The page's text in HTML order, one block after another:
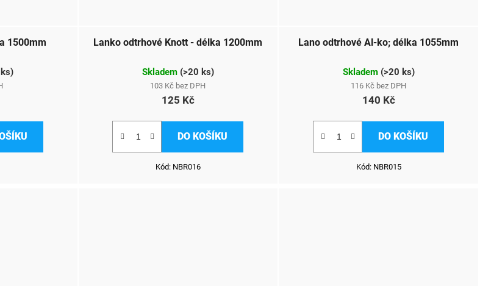
1500mm
)
Lanko odtrhové Knott - délka 1200mm
Skladem (>20 ks)
103 Kč bez DPH
125 Kč
DO KOŠÍKU
Kód: NBR016
Lano odtrhové Al-ko; délka 1055mm
Skladem (>20 ks)
116 Kč bez DPH
140 Kč
DO KOŠÍKU
Kód: NBR015